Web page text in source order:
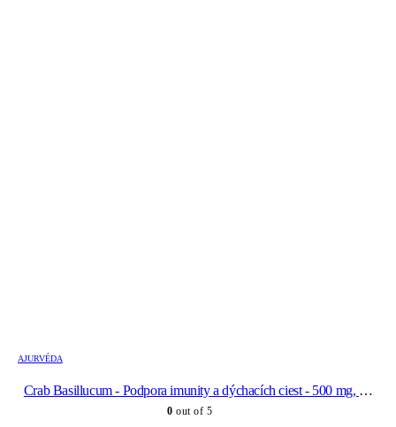
AJURVÉDA
Crab Basillucum - Podpora imunity a dýchacích ciest - 500 mg, 60
kapsúl
0 out of 5